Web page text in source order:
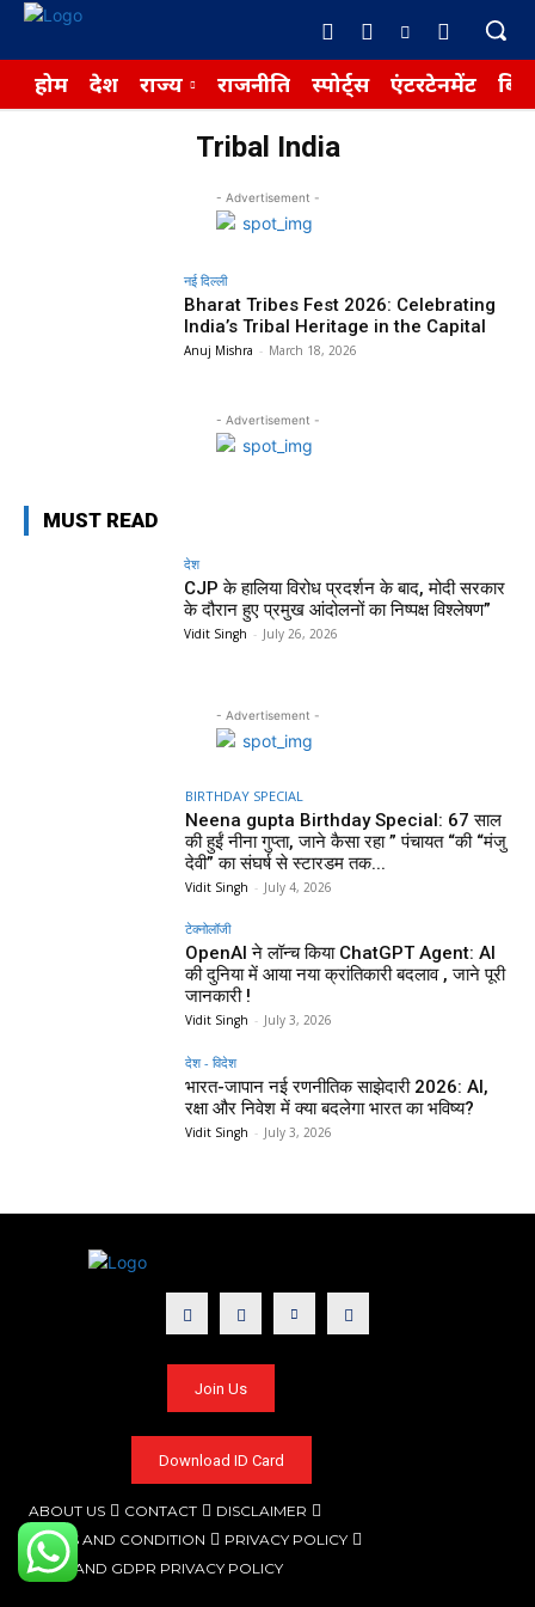
होम देश राज्य राजनीति स्पोर्ट्स एंटरटेनमेंट
Tribal India
- Advertisement -
नई दिल्ली
Bharat Tribes Fest 2026: Celebrating
India’s Tribal Heritage in the Capital
Anuj Mishra - March 18, 2026
- Advertisement -
MUST READ
देश
CJP के हालिया विरोध प्रदर्शन के बाद, मोदी सरकार
के दौरान हुए प्रमुख आंदोलनों का निष्पक्ष विश्लेषण”
Vidit Singh - July 26, 2026
- Advertisement -
BIRTHDAY SPECIAL
Neena gupta Birthday Special: 67 साल
की हुईं नीना गुप्ता, जाने कैसा रहा ” पंचायत “की “मंजु
देवी” का संघर्ष से स्टारडम तक...
Vidit Singh - July 4, 2026
टेक्नोलॉजी
OpenAI ने लॉन्च किया ChatGPT Agent: AI
की दुनिया में आया नया क्रांतिकारी बदलाव , जाने पूरी
जानकारी !
Vidit Singh - July 3, 2026
देश - विदेश
भारत-जापान नई रणनीतिक साझेदारी 2026: AI,
रक्षा और निवेश में क्या बदलेगा भारत का भविष्य?
Vidit Singh - July 3, 2026
Join Us
Download ID Card
ABOUT US CONTACT
DISCLAIMER
TERMS AND CONDITION
PRIVACY POLICY
CCPA AND GDPR PRIVACY POLICY